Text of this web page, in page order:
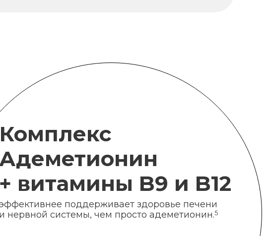
Комплекс
+ витамины B9 и B12
поддерживает здоровье печени
и нервной системы, чем просто адеметионин.5